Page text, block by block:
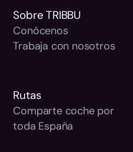
Sobre TRIBBU
Conócenos
Trabaja con nosotros
Rutas
Comparte coche por
toda España